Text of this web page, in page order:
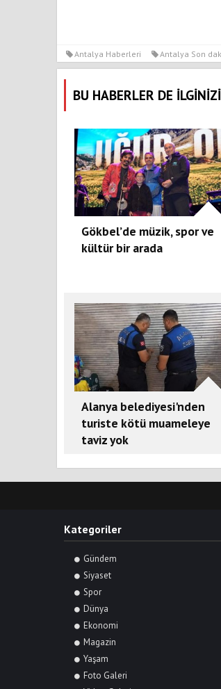
Antalya Haberleri Antalya Son
BU HABERLER DE
Gökbel’de müzik, spor ve
kültür bir arada
Alanya belediyesi'nden
turiste kötü muameleye
taviz yok
Kategoriler
Gündem
Siyaset
Spor
Dünya
Ekonomi
Magazin
Yaşam
Foto Galeri